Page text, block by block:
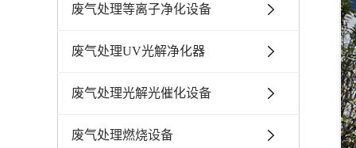
废气处理等离子净化设备
废气处理UV光解净化器
废气处理光解光催化设备
废气处理燃烧设备